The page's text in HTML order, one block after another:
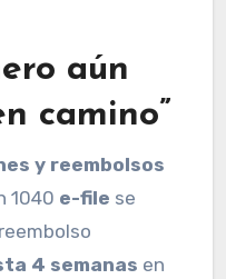
aún
camino”
y reembolsos
1040 e-file se
4 semanas en